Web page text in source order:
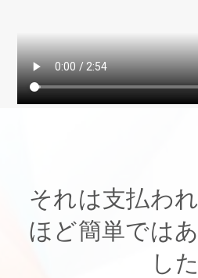
それは支払わ
ほど簡単では
した